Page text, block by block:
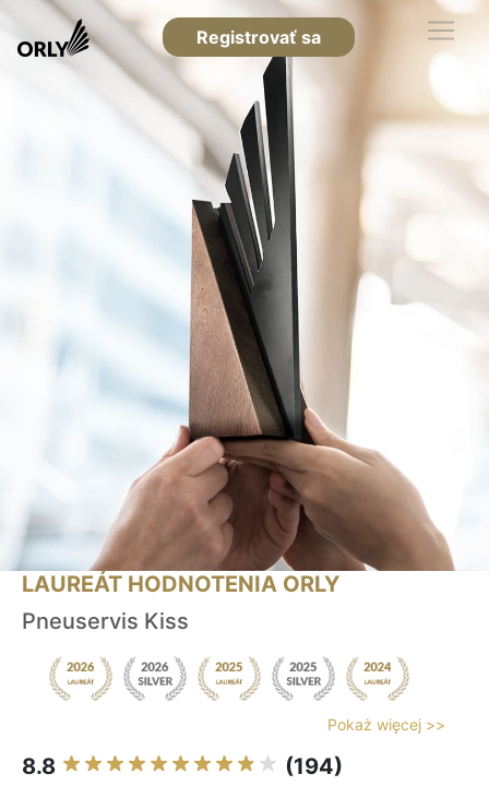
Registrovať sa
LAUREÁT HODNOTENIA ORLY
Pneuservis Kiss
Pokaż więcej >>
8.8 (194)